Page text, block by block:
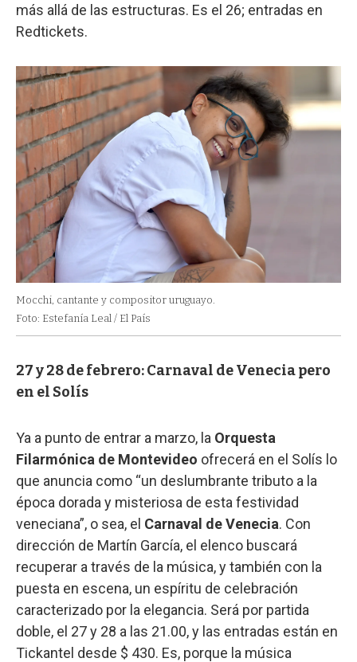
más allá de las estructuras. Es el 26; entradas en
Redtickets.
Mocchi, cantante y compositor uruguayo.
Foto: Estefanía Leal / El País
27 y 28 de febrero: Carnaval de Venecia pero
en el Solís
Ya a punto de entrar a marzo, la Orquesta
Filarmónica de Montevideo ofrecerá en el Solís lo
que anuncia como “un deslumbrante tributo a la
época dorada y misteriosa de esta festividad
veneciana”, o sea, el Carnaval de Venecia. Con
dirección de Martín García, el elenco buscará
recuperar a través de la música, y también con la
puesta en escena, un espíritu de celebración
caracterizado por la elegancia. Será por partida
doble, el 27 y 28 a las 21.00, y las entradas están en
Tickantel desde $ 430. Es, porque la música